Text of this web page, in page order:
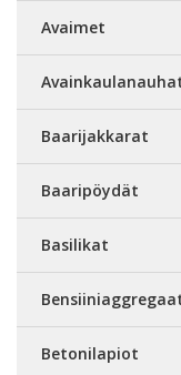
Avaimet
Baarijakkarat
Baaripöydät
Basilikat
Betonilapiot